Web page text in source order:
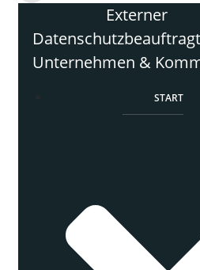
Externer
Unternehmen &
START